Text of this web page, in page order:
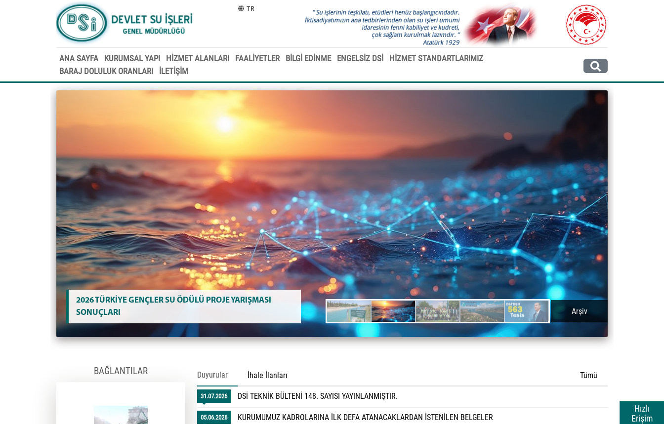
Hızlı
Erişim
TR
ANA SAYFA KURUMSAL YAPI HİZMET ALANLARI FAALİYETLER BİLGİ EDİNME ENGELSİZ DSİ
HİZMET STANDARTLARIMIZ
BARAJ DOLULUK ORANLARI
İLETİŞİM
2026 TÜRKİYE GENÇLER SU ÖDÜLÜ PROJE YARIŞMASI
SONUÇLARI
Arşiv
BAĞLANTILAR Duyurular İhale İlanları Tümü
31.07.2026 DSİ TEKNİK BÜLTENİ 148. SAYISI YAYINLANMIŞTIR.
05.06.2026 KURUMUMUZ KADROLARINA İLK DEFA ATANACAKLARDAN İSTENİLEN BELGELER